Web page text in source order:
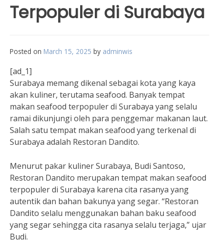
Terpopuler di Surabaya
Posted on March 15, 2025 by adminwis
[ad_1]
Surabaya memang dikenal sebagai kota yang kaya
akan kuliner, terutama seafood. Banyak tempat
makan seafood terpopuler di Surabaya yang selalu
ramai dikunjungi oleh para penggemar makanan laut.
Salah satu tempat makan seafood yang terkenal di
Surabaya adalah Restoran Dandito.
Menurut pakar kuliner Surabaya, Budi Santoso,
Restoran Dandito merupakan tempat makan seafood
terpopuler di Surabaya karena cita rasanya yang
autentik dan bahan bakunya yang segar. “Restoran
Dandito selalu menggunakan bahan baku seafood
yang segar sehingga cita rasanya selalu terjaga,” ujar
Budi.